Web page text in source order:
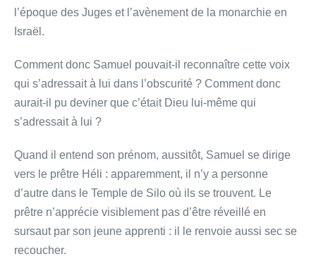
l’époque des Juges et l’avènement de la monarchie en
Israël.
Comment donc Samuel pouvait-il reconnaître cette voix
qui s’adressait à lui dans l’obscurité ? Comment donc
aurait-il pu deviner que c’était Dieu lui-même qui
s’adressait à lui ?
Quand il entend son prénom, aussitôt, Samuel se dirige
vers le prêtre Héli : apparemment, il n’y a personne
d’autre dans le Temple de Silo où ils se trouvent. Le
prêtre n’apprécie visiblement pas d’être réveillé en
sursaut par son jeune apprenti : il le renvoie aussi sec se
recoucher.